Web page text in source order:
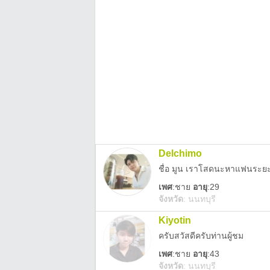
Delchimo
ชื่อ มูน เราโสดนะหาแฟนระย
เพศ:ชาย อายุ:29
จังหวัด: นนทบุรี
Kiyotin
ครับสวัสดีครับท่านผู้ชม
เพศ:ชาย อายุ:43
จังหวัด: นนทบุรี